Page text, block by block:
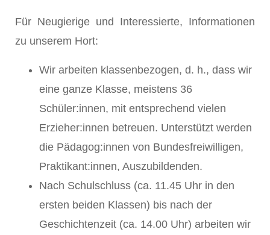
Für Neugierige und Interessierte, Informationen
zu unserem Hort:
Wir arbeiten klassenbezogen, d. h., dass wir
eine ganze Klasse, meistens 36
Schüler:innen, mit entsprechend vielen
Erzieher:innen betreuen. Unterstützt werden
die Pädagog:innen von Bundesfreiwilligen,
Praktikant:innen, Auszubildenden.
Nach Schulschluss (ca. 11.45 Uhr in den
ersten beiden Klassen) bis nach der
Geschichtenzeit (ca. 14.00 Uhr) arbeiten wir